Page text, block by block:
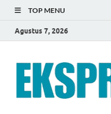
TOP MENU
Agustus 7, 2026